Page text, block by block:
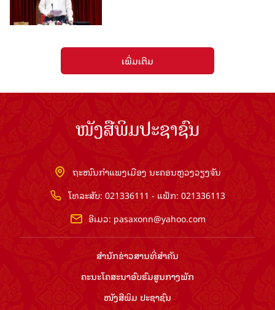
ເພີ່ມເຕີມ
ໜັງສືພິມປະຊາຊົນ
ຖະໜົນກຳແພງເມືອງ ນະຄອນຫຼວງວຽງຈັນ
ໂທລະສັບ: 021336111 - ແຟັກ: 021336113
ອີເມວ: pasaxonn@yahoo.com
ສຳ​ນັກ​ຂ່າວ​ສານ​ທີ່​ສຳ​ຄັນ​
ຄະນະໂຄສະນາອົບຮົມ​ສູນ​ກາງ​ພັກ
ໜັງສືພິມ ປະ​ຊາ​ຊົນ